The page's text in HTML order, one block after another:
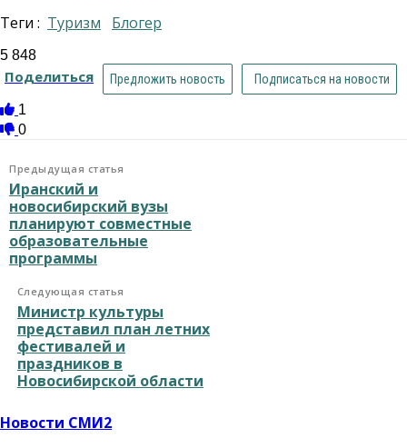
Теги :
туризм блогер
5 848
Поделиться Предложить новость Подписаться на новости
1
0
Предыдущая статья
Иранский и
новосибирский вузы
планируют совместные
образовательные
программы
Следующая статья
Министр культуры
представил план летних
фестивалей и
праздников в
Новосибирской области
Новости СМИ2